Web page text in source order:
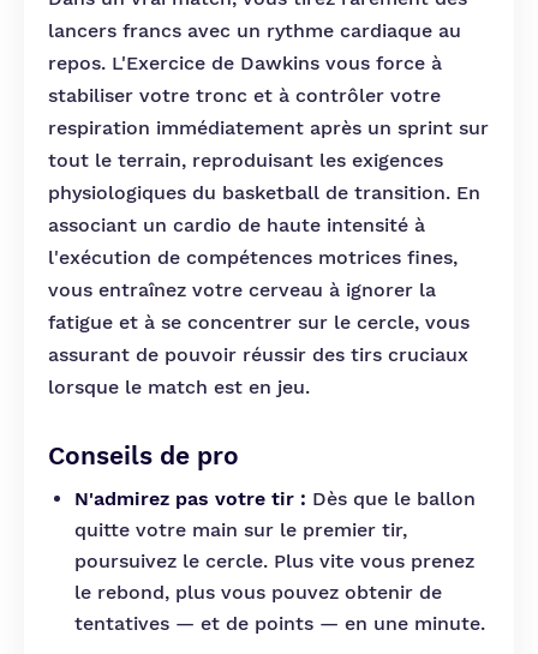
lancers francs avec un rythme cardiaque au
repos. L'Exercice de Dawkins vous force à
stabiliser votre tronc et à contrôler votre
respiration immédiatement après un sprint sur
tout le terrain, reproduisant les exigences
physiologiques du basketball de transition. En
associant un cardio de haute intensité à
l'exécution de compétences motrices fines,
vous entraînez votre cerveau à ignorer la
fatigue et à se concentrer sur le cercle, vous
assurant de pouvoir réussir des tirs cruciaux
lorsque le match est en jeu.
Conseils de pro
N'admirez pas votre tir : Dès que le ballon
quitte votre main sur le premier tir,
poursuivez le cercle. Plus vite vous prenez
le rebond, plus vous pouvez obtenir de
tentatives — et de points — en une minute.